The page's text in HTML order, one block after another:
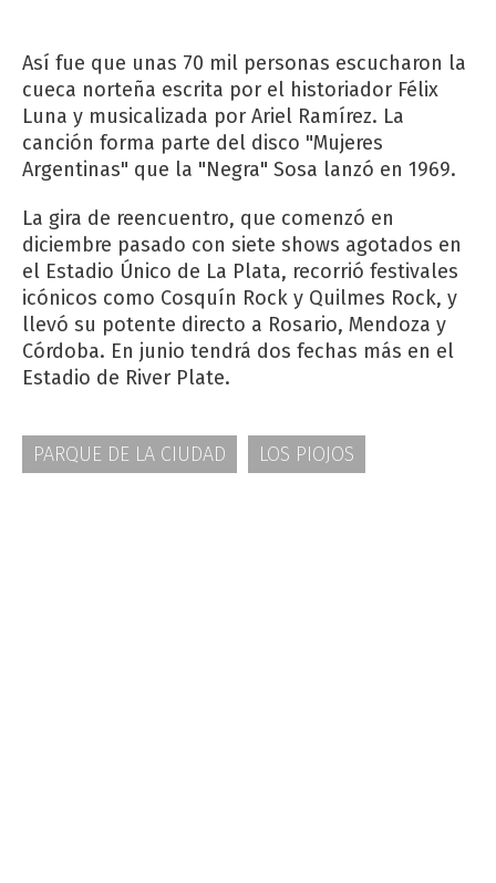
Así fue que unas 70 mil personas escucharon la
cueca norteña escrita por el historiador Félix
Luna y musicalizada por Ariel Ramírez. La
canción forma parte del disco "Mujeres
Argentinas" que la "Negra" Sosa lanzó en 1969.
La gira de reencuentro, que comenzó en
diciembre pasado con siete shows agotados en
el Estadio Único de La Plata, recorrió festivales
icónicos como Cosquín Rock y Quilmes Rock, y
llevó su potente directo a Rosario, Mendoza y
Córdoba. En junio tendrá dos fechas más en el
Estadio de River Plate.
PARQUE DE LA CIUDAD LOS PIOJOS